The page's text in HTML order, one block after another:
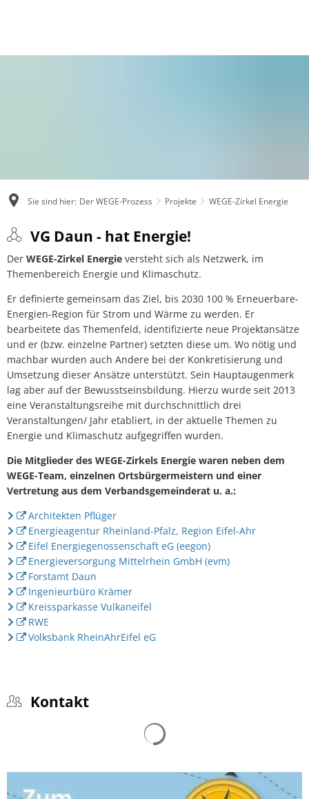
Öffentliche Bekanntmachungen
Feuerwehren
Klima und Umwelt
Not- und Bereitschaftsdienste
Online-Dienste und Formulare
Rentenberatung
Schiedsperson
Standesamt
Ver- und Entsorgung
Kinder, Jugend und Freizeit
Tourismus und Kultur
Organigramm
Unsere Ortsgemeinden
Verbandsgemeinde Daun
Erklärfilm
Newsletter
Projekte
Regionale Zusammenarbeit
Resiliente Dörfer
Seniorenbeauftragte
VereinsKompass VG Daun
Sie sind hier: Der WEGE-Prozess Projekte WEGE-Zirkel Energie
WEGE-
Zirkel
Energie
VG Daun - hat Energie!
Der WEGE-Zirkel Energie versteht sich als Netzwerk, im
Themenbereich Energie und Klimaschutz.
Er definierte gemeinsam das Ziel, bis 2030 100 % Erneuerbare-
Energien-Region für Strom und Wärme zu werden. Er
bearbeitete das Themenfeld, identifizierte neue Projektansätze
und er (bzw. einzelne Partner) setzten diese um. Wo nötig und
machbar wurden auch Andere bei der Konkretisierung und
Umsetzung dieser Ansätze unterstützt. Sein Hauptaugenmerk
lag aber auf der Bewusstseinsbildung. Hierzu wurde seit 2013
eine Veranstaltungsreihe mit durchschnittlich drei
Veranstaltungen/ Jahr etabliert, in der aktuelle Themen zu
Energie und Klimaschutz aufgegriffen wurden.
Die Mitglieder des WEGE-Zirkels Energie waren neben dem
WEGE-Team, einzelnen Ortsbürgermeistern und einer
Vertretung aus dem Verbandsgemeinderat u. a.:
Architekten Pflüger
Energieagentur Rheinland-Pfalz, Region Eifel-Ahr
Eifel Energiegenossenschaft eG (eegon)
Energieversorgung Mittelrhein GmbH (evm)
Forstamt Daun
Ingenieurbüro Krämer
Kreissparkasse Vulkaneifel
RWE
Volksbank RheinAhrEifel eG
Kontakt